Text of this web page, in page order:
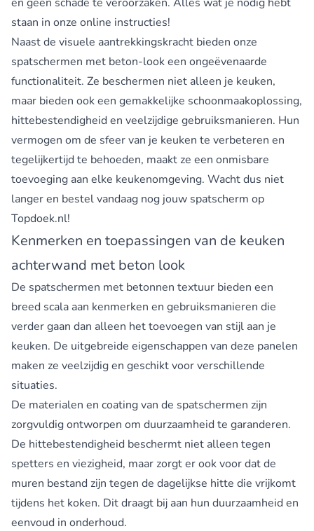
staan in onze online instructies!
Naast de visuele aantrekkingskracht bieden onze
spatschermen met beton-look een ongeëvenaarde
functionaliteit. Ze beschermen niet alleen je keuken,
maar bieden ook een gemakkelijke schoonmaakoplossing,
hittebestendigheid en veelzijdige gebruiksmanieren. Hun
vermogen om de sfeer van je keuken te verbeteren en
tegelijkertijd te behoeden, maakt ze een onmisbare
toevoeging aan elke keukenomgeving. Wacht dus niet
langer en bestel vandaag nog jouw spatscherm op
Topdoek.nl!
Kenmerken en toepassingen van de keuken
achterwand met beton look
De spatschermen met betonnen textuur bieden een
breed scala aan kenmerken en gebruiksmanieren die
verder gaan dan alleen het toevoegen van stijl aan je
keuken. De uitgebreide eigenschappen van deze panelen
maken ze veelzijdig en geschikt voor verschillende
situaties.
De materialen en coating van de spatschermen zijn
zorgvuldig ontworpen om duurzaamheid te garanderen.
De hittebestendigheid beschermt niet alleen tegen
spetters en viezigheid, maar zorgt er ook voor dat de
muren bestand zijn tegen de dagelijkse hitte die vrijkomt
tijdens het koken. Dit draagt bij aan hun duurzaamheid en
eenvoud in onderhoud.